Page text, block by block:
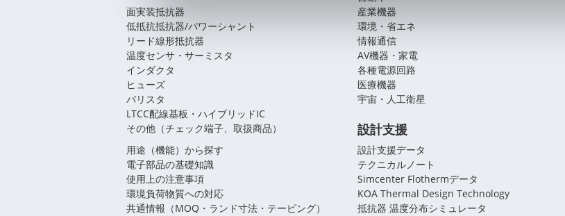
面実装抵抗器
低抵抗抵抗器/パワーシャント
リード線形抵抗器
温度センサ・サーミスタ
インダクタ
ヒューズ
バリスタ
LTCC配線基板・ハイブリッドIC
その他（チェック端子、取扱商品）
用途（機能）から探す
電子部品の基礎知識
使用上の注意事項
環境負荷物質への対応
共通情報（MOQ・ランド寸法・テーピング）
産業機器
環境・省エネ
情報通信
AV機器・家電
各種電源回路
医療機器
宇宙・人工衛星
設計支援
設計支援データ
テクニカルノート
Simcenter Flothermデータ
KOA Thermal Design Technology
抵抗器 温度分布シミュレータ